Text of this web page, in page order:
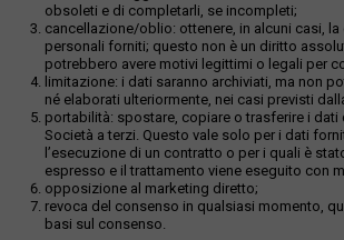
obsoleti e di completarli, se incompleti;
cancellazione/oblio: ottenere, in alcuni casi,
personali forniti; questo non è un diritto
potrebbero avere motivi legittimi o legali per
limitazione: i dati saranno archiviati, ma non
né elaborati ulteriormente, nei casi previsti
portabilità: spostare, copiare o trasferire i dati
Società a terzi. Questo vale solo per i dati
l’esecuzione di un contratto o per i quali è
espresso e il trattamento viene eseguito con
opposizione al marketing diretto;
revoca del consenso in qualsiasi momento,
basi sul consenso.